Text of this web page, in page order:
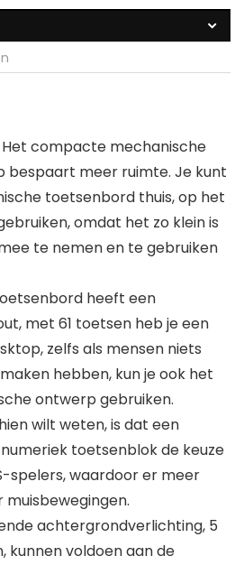
compacte mechanische
meer ruimte. Je kunt
toetsenbord thuis, op het
omdat het zo klein is
te nemen en te gebruiken
heeft een
met 61 toetsen heb je een
zelfs als mensen niets
hebben, kun je ook het
ontwerp gebruiken.
wilt weten, is dat een
toetsenblok de keuze
spelers, waardoor er meer
achtergrondverlichting, 5
kunnen voldoen aan de